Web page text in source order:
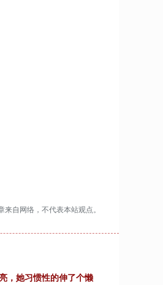
来自网络，不代表本站观点。
，她习惯性的伸了个懒